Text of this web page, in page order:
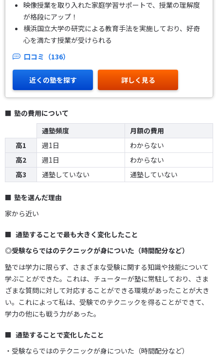
映像授業を取り入れた家庭学習サポートで、授業の理解度
が格段にアップ！
横浜国立大学の研究による教育手法を実施しており、好奇
心を満たす授業が受けられる
口コミ（136）
近くの塾を探す 詳しく見る
塾の費用について
通塾頻度
月額の費用
高1
週1日
わからない
高2
週1日
わからない
高3
通塾していない 通塾していない
塾を選んだ理由
家から近い
通塾することで最も大きく変化したこと
◎受験ならではのテクニックが身についた（時間配分など）
塾では学力に限らず、さまざまな受験に関する知識や技能について
学ぶことができた。これは、チューターが塾に常駐しており、さま
ざまな質問に対して対応することができる環境があったことが大き
い。これによって私は、受験でのテクニックを得ることができて、
学力の他にも戦う力があった。
通塾することで変化したこと
・受験ならではのテクニックが身についた（時間配分など）